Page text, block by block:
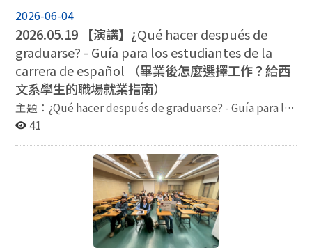
2026-06-04
2026.05.19 【演講】¿Qué hacer después de
graduarse? - Guía para los estudiantes de la
carrera de español （畢業後怎麼選擇工作？給西
文系學生的職場就業指南）
主題：¿Qué hacer después de graduarse? - Guía para los
estudiantes de la carrera de español （畢業後怎麼選擇
19日（二）上午10:30 地點：綜合院館北棟207教室 講
者：Vicky Chou 周淑茹（職涯諮詢師） *講座以西班牙語
41